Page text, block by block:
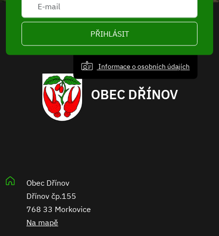
PŘIHLÁSIT
Informace o osobních údajích
OBEC DŘÍNOV
Obec Dřínov
Dřínov čp.155
768 33 Morkovice
Na mapě